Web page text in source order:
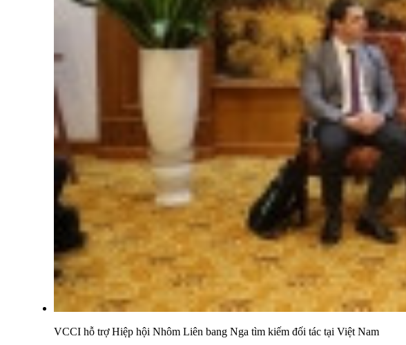
VCCI hỗ trợ Hiệp hội Nhôm Liên bang Nga tìm kiếm đối tác tại Việt Nam